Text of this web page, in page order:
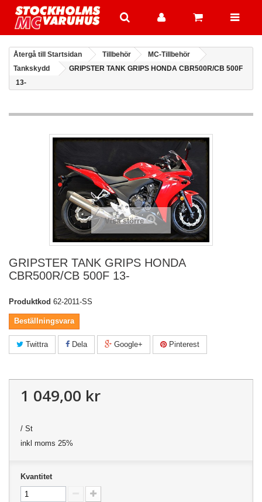
Återgå till Startsidan Tillbehör
MC-Tillbehör
Tankskydd
GRIPSTER TANK GRIPS HONDA CBR500R/CB 500F
13-
Visa större
GRIPSTER TANK GRIPS HONDA
CBR500R/CB 500F 13-
Produktkod 62-2011-SS
Beställningsvara
Twittra Dela Google+ Pinterest
1 049,00 kr
/ St
inkl moms 25%
Kvantitet